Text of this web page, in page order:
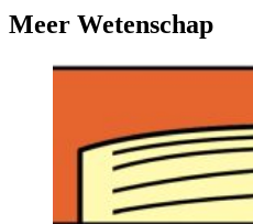
Meer Wetenschap